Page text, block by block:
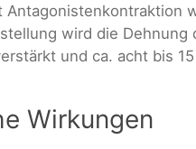
Antagonistenkontraktion
wird die Dehnung
und ca. acht bis
Wirkungen